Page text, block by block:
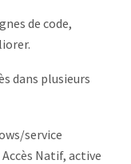
de code,
dans plusieurs
service
Natif, active